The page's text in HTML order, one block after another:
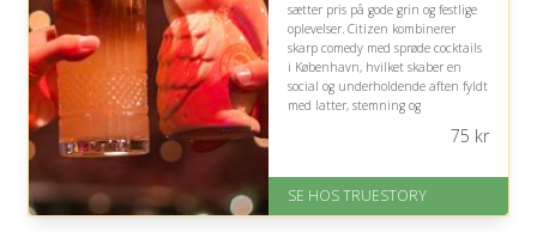
sætter pris på gode grin og festlige
oplevelser. Citizen kombinerer
skarp comedy med sprøde cocktails
i København, hvilket skaber en
social og underholdende aften fyldt
med latter, stemning og
Eller lav digitalt gavekort med det
75 kr
SE HOS TRUESTORY